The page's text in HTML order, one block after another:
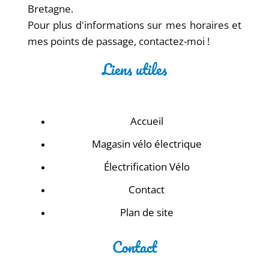
Bretagne.
Pour plus d'informations sur mes horaires et
mes points de passage, contactez-moi !
Liens utiles
Accueil
Magasin vélo électrique
Électrification Vélo
Contact
Plan de site
Contact